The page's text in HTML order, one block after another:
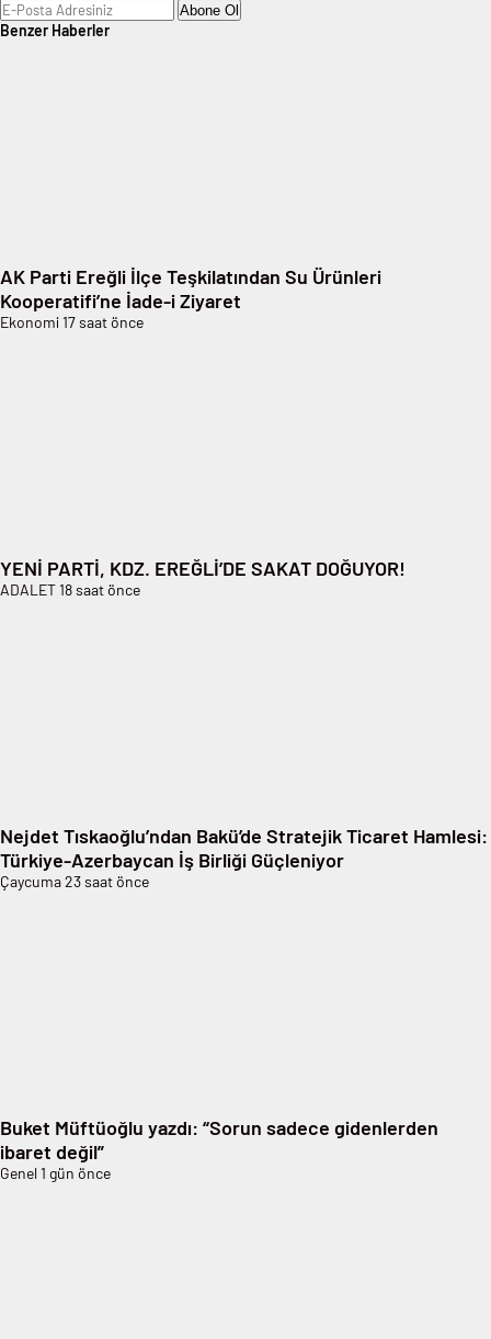
Abone Ol
Benzer Haberler
AK Parti Ereğli İlçe Teşkilatından Su Ürünleri
Kooperatifi’ne İade-i Ziyaret
Ekonomi17 saat önce
YENİ PARTİ, KDZ. EREĞLİ’DE SAKAT DOĞUYOR!
ADALET18 saat önce
Nejdet Tıskaoğlu’ndan Bakü’de Stratejik Ticaret Hamlesi:
Türkiye-Azerbaycan İş Birliği Güçleniyor
Çaycuma23 saat önce
Buket Müftüoğlu yazdı: “Sorun sadece gidenlerden
ibaret değil”
Genel1 gün önce